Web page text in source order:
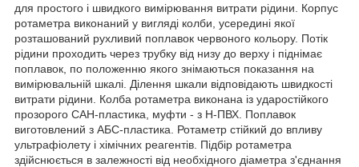
для простого і швидкого вимірювання витрати рідини. Корпус
ротаметра виконаний у вигляді колби, усередині якої
розташований рухливий поплавок червоного кольору. Потік
рідини проходить через трубку від низу до верху і піднімає
поплавок, по положенню якого знімаються показання на
вимірювальній шкалі. Ділення шкали відповідають швидкості
витрати рідини. Колба ротаметра виконана із ударостійкого
прозорого САН-пластика, муфти - з Н-ПВХ. Поплавок
виготовлений з АБС-пластика. Ротаметр стійкий до впливу
ультрафіолету і хімічних реагентів. Підбір ротаметра
здійснюється в залежності від необхідного діаметра з'єднання